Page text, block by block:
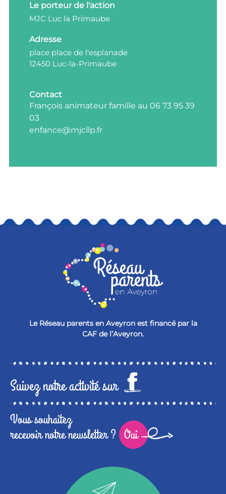
Le porteur de l'action
MJC Luc la Primaube
Adresse
place place de l'esplanade
12450 Luc-la-Primaube
Contact
François animateur famille au 06 73 95 39
03
enfance@mjcllp.fr
Le Réseau parents en Aveyron est financé par la
CAF de l’Aveyron.
Suivez notre activité sur
Vous souhaitez
recevoir notre newsletter ? Oui